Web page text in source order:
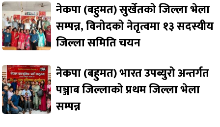
नेकपा (बहुमत) सुर्खेतको जिल्ला भेला
सम्पन्न, विनोदको नेतृत्वमा १३ सदस्यीय
जिल्ला समिति चयन
नेकपा (बहुमत) भारत उपब्युरो अन्तर्गत
पञ्जाब जिल्लाको प्रथम जिल्ला भेला
सम्पन्न